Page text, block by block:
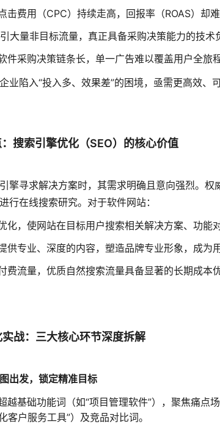
击费用（CPC）持续走高，回报率（ROAS）却难
大量非目标流量，真正具备采购决策能力的技术
件采购决策链条长，单一广告难以覆盖用户全旅程
业陷入“投入多、效果差”的困境，亟需更高效、
搜索引擎优化（SEO）的核心价值
擎寻求解决方案时，其需求明确且意向强烈。
行在线搜索研究。对于软件网站：
化，使网站在目标用户搜索相关解决方案、功能
供专业、深度的内容，塑造品牌专业形象，成为
费流量，优质自然搜索流量具备显著的长期成本
战：三大核心环节深度拆解
出发，锁定精准目标
越基础功能词（如“项目管理软件”），聚焦痛点
客户服务工具”）及竞品对比词。